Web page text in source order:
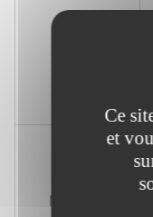
Maturité
Ce
et